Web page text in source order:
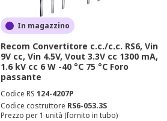
In magazzino
Recom Convertitore c.c./c.c. RS6, Vin
9V cc, Vin 4.5V, Vout 3.3V cc 1300 mA,
1.6 kV cc 6 W -40 °C 75 °C Foro
passante
Codice RS 124-4207P
Codice costruttore RS6-053.3S
Prezzo per 1 unità (fornito in tubo)